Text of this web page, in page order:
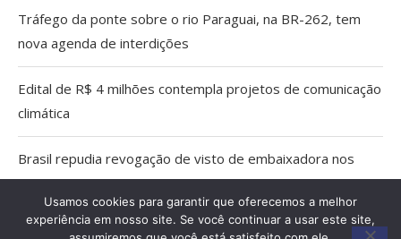
Tráfego da ponte sobre o rio Paraguai, na BR-262, tem
nova agenda de interdições
Edital de R$ 4 milhões contempla projetos de comunicação
climática
Brasil repudia revogação de visto de embaixadora nos
EUA
Aberta as inscrições para a Praça de Alimentação do
Usamos cookies para garantir que oferecemos a melhor
experiência em nosso site. Se você continuar a usar este site,